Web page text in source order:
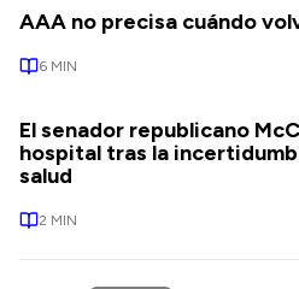
AAA no precisa cuándo
6 MIN
El senador republicano
hospital tras la
salud
2 MIN